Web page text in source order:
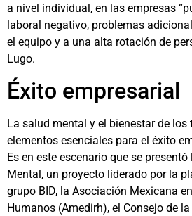
a nivel individual, en las empresas
laboral negativo, problemas
el equipo y a una alta rotación de
Lugo.
Éxito empresarial
La salud mental y el bienestar de los
elementos esenciales para el éxito
Es en este escenario que se
Mental, un proyecto liderado por la
grupo BID, la Asociación Mexicana
Humanos (Amedirh), el Consejo de